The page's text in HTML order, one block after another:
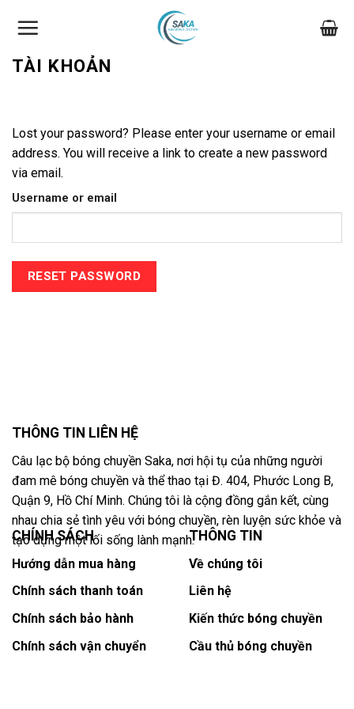
TÀI KHOẢN
Lost your password? Please enter your username or email
address. You will receive a link to create a new password
via email.
Username or email
RESET PASSWORD
THÔNG TIN LIÊN HỆ
Câu lạc bộ bóng chuyền Saka, nơi hội tụ của những người
đam mê bóng chuyền và thể thao tại Đ. 404, Phước Long B,
Quận 9, Hồ Chí Minh. Chúng tôi là cộng đồng gắn kết, cùng
nhau chia sẻ tình yêu với bóng chuyền, rèn luyện sức khỏe và
tạo dựng một lối sống lành mạnh.
CHÍNH SÁCH
Hướng dẫn mua hàng
Chính sách thanh toán
Chính sách bảo hành
Chính sách vận chuyển
THÔNG TIN
Về chúng tôi
Liên hệ
Kiến thức bóng chuyền
Cầu thủ bóng chuyền